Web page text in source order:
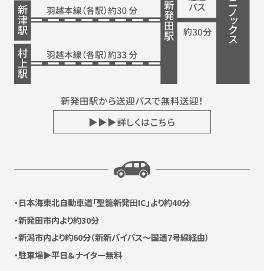
新発田駅から送迎バスで無料送迎！
▶▶▶詳しくはこちら
日本海東北自動車道「聖籠新発田IC」より約40分
新発田市内より約30分
新潟市内より約60分（新新バイパス〜国道7号線経由）
駐車場▶平日&ナイター無料